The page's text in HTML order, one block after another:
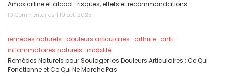
Amoxicilline et alcool : risques, effets et recommandations
10 Commentaires | 19 oct. 2025
remèdes naturels douleurs articulaires arthrite anti-
inflammatoires naturels mobilité
Remèdes Naturels pour Soulager les Douleurs Articulaires : Ce Qui
Fonctionne et Ce Qui Ne Marche Pas